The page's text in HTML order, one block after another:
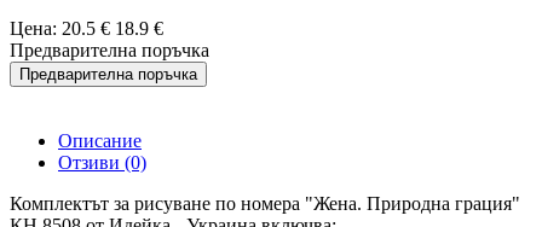
Цена: 20.5 € 18.9 €
Предварителна поръчка
Предварителна поръчка
Описание
Отзиви (0)
Комплектът за рисуване по номера "Жена. Природна грация"